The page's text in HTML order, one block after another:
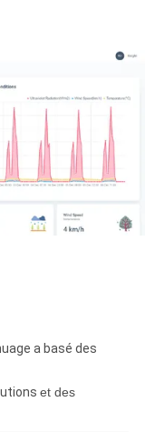
a basé des
et des